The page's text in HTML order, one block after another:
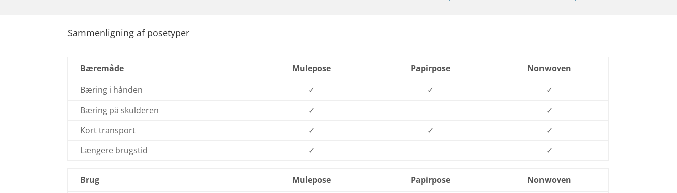
Sammenligning af posetyper
Bæremåde Mulepose Papirpose
Nonwoven
Bæring i hånden
✓ ✓
✓
Bæring på skulderen
✓
✓
Kort transport
✓ ✓
✓
Længere brugstid
✓ ✓
Brug Mulepose Papirpose
Nonwoven